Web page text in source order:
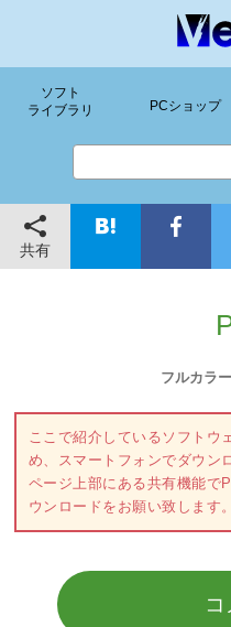
ソフト
ライブラリ
PCショップ
共有
フルカラ
ここで紹介しているソフトウ
め、スマートフォンでダウン
ページ上部にある共有機能で
ウンロードをお願い致します。
コ